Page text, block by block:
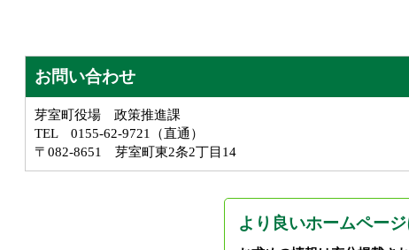
お問い合わせ
芽室町役場 政策推進課
TEL 0155-62-9721（直通）
〒082-8651 芽室町東2条2丁目14
より良いホームペー